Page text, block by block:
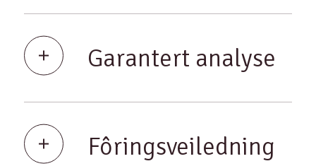
Garantert analyse
Fôringsveiledning